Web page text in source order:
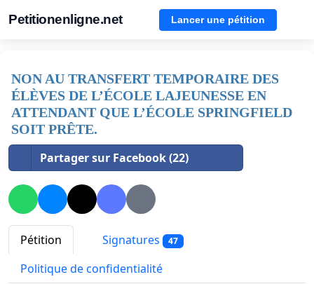
Petitionenligne.net Lancer une pétition
NON AU TRANSFERT TEMPORAIRE DES
ÉLÈVES DE L’ÉCOLE LAJEUNESSE EN
ATTENDANT QUE L’ÉCOLE SPRINGFIELD
SOIT PRÊTE.
Partager sur Facebook (22)
Pétition Signatures 47
Politique de confidentialité